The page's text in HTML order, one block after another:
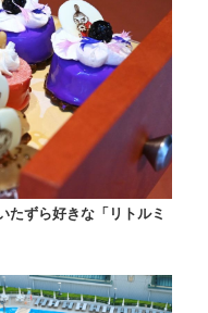
たずら好きな「リトルミ